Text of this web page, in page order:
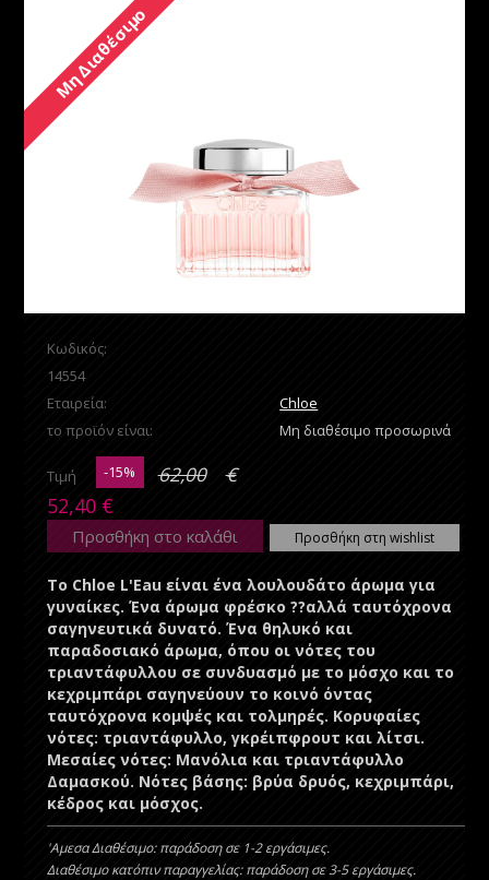
Μη Διαθέσιμο
Κωδικός:
14554
Εταιρεία:
Chloe
το προϊόν είναι: Μη διαθέσιμο προσωρινά
Τιμή -15% 62,00 €
52,40€
Προσθήκη στο καλάθι Προσθήκη στη wishlist
Το Chloe L'Eau είναι ένα λουλουδάτο άρωμα για
γυναίκες. Ένα άρωμα φρέσκο ??αλλά ταυτόχρονα
σαγηνευτικά δυνατό. Ένα θηλυκό και
παραδοσιακό άρωμα, όπου οι νότες του
τριαντάφυλλου σε συνδυασμό με το μόσχο και το
κεχριμπάρι σαγηνεύουν το κοινό όντας
ταυτόχρονα κομψές και τολμηρές. Κορυφαίες
νότες: τριαντάφυλλο, γκρέιπφρουτ και λίτσι.
Μεσαίες νότες: Μανόλια και τριαντάφυλλο
Δαμασκού. Νότες βάσης: βρύα δρυός, κεχριμπάρι,
κέδρος και μόσχος.
'Aμεσα Διαθέσιμο: παράδοση σε 1-2 εργάσιμες.
Διαθέσιμο κατόπιν παραγγελίας: παράδοση σε 3-5 εργάσιμες.